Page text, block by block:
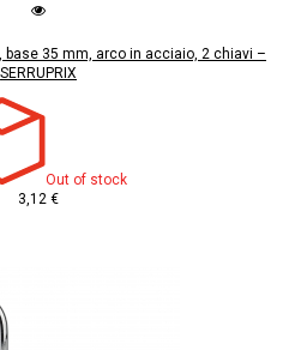
base 35 mm, arco in acciaio, 2 chiavi –
SERRUPRIX
Out of stock
3,12 €